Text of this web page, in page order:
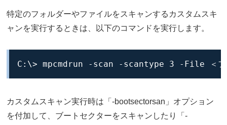
特定のフォルダーやファイルをスキャンするカスタムスキ
ャンを実行するときは、以下のコマンドを実行します。
C:\> mpcmdrun -scan -scantype 3 -File ＜フォ
カスタムスキャン実行時は「-bootsectorsan」オプション
を付加して、ブートセクターをスキャンしたり「-